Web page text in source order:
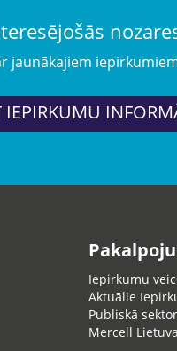
IEPIRKUMU
Iepirkumu
Aktuālie
Publiskā
Mercell